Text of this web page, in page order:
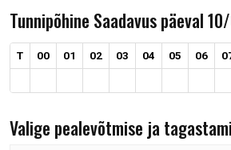
Tunnipõhine Saadavus päeval
T 00 01 02 03 04 05 06
Valige pealevõtmise ja